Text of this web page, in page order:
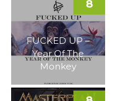
FUCKED UP –
Year Of The
Monkey
8